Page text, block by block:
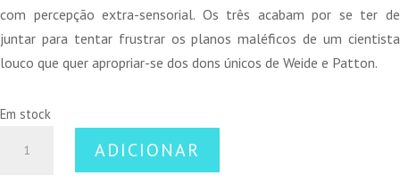
com percepção extra-sensorial. Os três acabam por se ter de
juntar para tentar frustrar os planos maléficos de um cientista
louco que quer apropriar-se dos dons únicos de Weide e Patton.
Em stock
ADICIONAR